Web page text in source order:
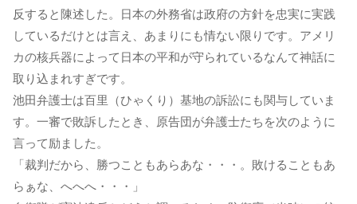
反すると陳述した。日本の外務省は政府の方針を忠実に実践
しているだけとは言え、あまりにも情ない限りです。アメリ
カの核兵器によって日本の平和が守られているなんて神話に
取り込まれすぎです。
池田弁護士は百里（ひゃくり）基地の訴訟にも関与していま
す。一審で敗訴したとき、原告団が弁護士たちを次のように
言って励ました。
「裁判だから、勝つこともあらあな・・・。敗けることもあ
らぁな、へへへ・・・」